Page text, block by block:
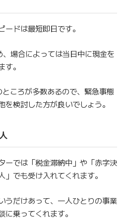
ドは最短即日です。
場合によっては当日中に現金を
。
ころが多数あるので、緊急事態
検討した方が良いでしょう。
ーでは「税金滞納中」や「赤字決
でも受け入れてくれます。
うだけあって、一人ひとりの事業
乗ってくれます。